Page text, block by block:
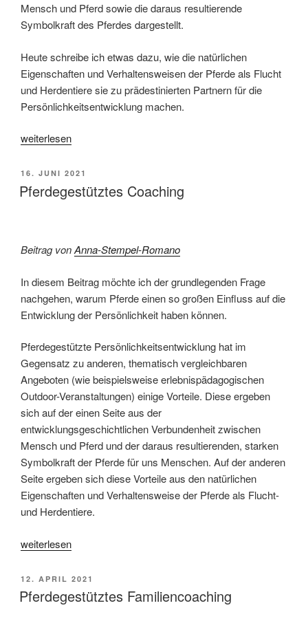
Mensch und Pferd sowie die daraus resultierende
Symbolkraft des Pferdes dargestellt.
Heute schreibe ich etwas dazu, wie die natürlichen
Eigenschaften und Verhaltensweisen der Pferde als Flucht
und Herdentiere sie zu prädestinierten Partnern für die
Persönlichkeitsentwicklung machen.
„Pferdegestütztes
II“
weiterlesen
VERÖFFENTLICHT
AM
16. JUNI 2021
Pferdegestütztes Coaching
Beitrag vonAnna-Stempel-Romano
In diesem Beitrag möchte ich der grundlegenden Frage
nachgehen, warum Pferde einen so großen Einfluss auf die
Entwicklung der Persönlichkeit haben können.
Pferdegestützte Persönlichkeitsentwicklung hat im
Gegensatz zu anderen, thematisch vergleichbaren
Angeboten (wie beispielsweise erlebnispädagogischen
Outdoor-Veranstaltungen) einige Vorteile. Diese ergeben
sich auf der einen Seite aus der
entwicklungsgeschichtlichen Verbundenheit zwischen
Mensch und Pferd und der daraus resultierenden, starken
Symbolkraft der Pferde für uns Menschen. Auf der anderen
Seite ergeben sich diese Vorteile aus den natürlichen
Eigenschaften und Verhaltensweise der Pferde als Flucht-
und Herdentiere.
„Pferdegestütztes
weiterlesen
VERÖFFENTLICHT
AM
12. APRIL 2021
Pferdegestütztes Familiencoaching